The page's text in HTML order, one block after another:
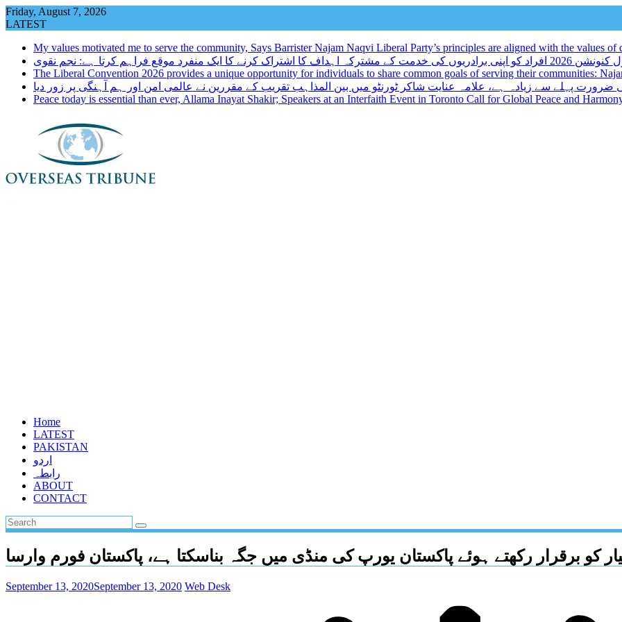
Skip
to
Friday, August 7, 2026
LATEST
My values motivated me to serve the community, Says Barrister Najam Naqvi Liberal Party’s principles are aligned with the values
برادریوں کی خدمت کے مشترکہ اہداف کا اشتراک کرنے کا ایک منفرد موقع فراہم کرتا ہے: نجم نقوی
The Liberal Convention 2026 provides a unique opportunity for individuals to share common goals of serving their communities:
ضرورت پہلے سے زیادہ ہے، علامہ عنایت شاکر ٹورنٹو میں بین المذاہب تقریب کے مقررین نے عالمی امن اور ہم آہنگی پر زور دیا
Peace today is essential than ever, Allama Inayat Shakir; Speakers at an Interfaith Event in Toronto Call for Global Peace and
Home
LATEST
PAKISTAN
اردو
رابطہ
ABOUT
CONTACT
کو برقرار رکھتے ہوئے پاکستان یورپ کی منڈی میں جگہ بناسکتا ہے، پاکستان فورم وارسا
September 13, 2020September 13, 2020 Web Desk